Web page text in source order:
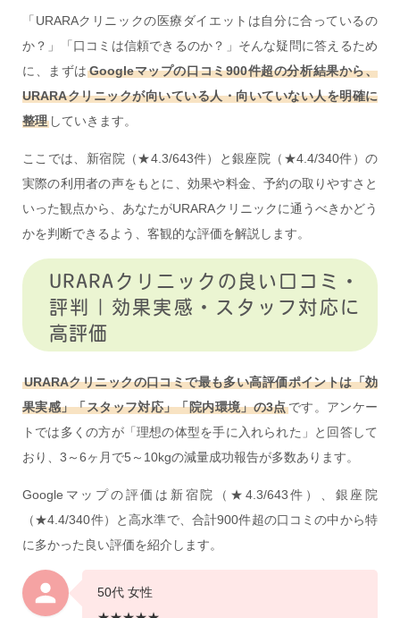
「URARAクリニックの医療ダイエットは自分に合っているの
か？」「口コミは信頼できるのか？」そんな疑問に答えるため
に、まずはGoogleマップの口コミ900件超の分析結果から、
URARAクリニックが向いている人・向いていない人を明確に
整理 していきます。
ここでは、新宿院（★4.3/643件）と銀座院（★4.4/340件）の
実際の利用者の声をもとに、効果や料金、予約の取りやすさと
いった観点から、あなたがURARAクリニックに通うべきかどう
かを判断できるよう、客観的な評価を解説します。
URARAクリニックの良い口コミ・
評判｜効果実感・スタッフ対応に
高評価
URARAクリニックの口コミで最も多い高評価ポイントは「効
果実感」「スタッフ対応」「院内環境」の3点です。アンケー
トでは多くの方が「理想の体型を手に入れられた」と回答して
おり、3～6ヶ月で5～10kgの減量成功報告が多数あります。
Googleマップの評価は新宿院（★4.3/643件）、銀座院
（★4.4/340件）と高水準で、合計900件超の口コミの中から特
に多かった良い評価を紹介します。
50代 女性